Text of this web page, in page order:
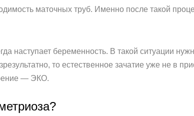
маточных труб. Именно после такой
наступает беременность. В такой ситуации
то естественное зачатие уже не в
— ЭКО.